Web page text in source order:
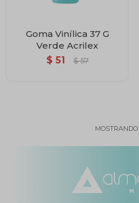
Goma Vinílica 37 G
Verde Acrilex
$ 51 $ 57
MOSTRANDO